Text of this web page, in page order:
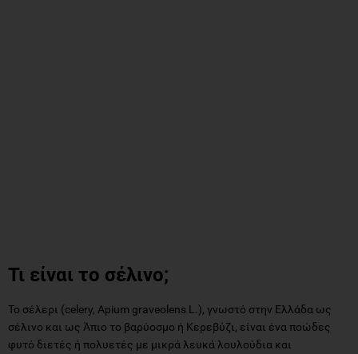
Τι είναι το σέλινο;
Το σέλερι (celery, Apium graveolens L.), γνωστό στην Ελλάδα ως
σέλινο και ως Άπιο το βαρύοσμο ή Κερεβύζι, είναι ένα ποώδες
φυτό διετές ή πολυετές με μικρά λευκά λουλούδια και